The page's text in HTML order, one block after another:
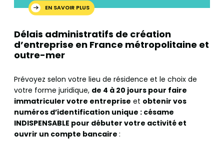
EN SAVOIR PLUS
Délais administratifs de création
d’entreprise en France métropolitaine et
outre-mer
Prévoyez selon votre lieu de résidence et le choix de
votre forme juridique, de 4 à 20 jours pour faire
immatriculer votre entreprise et obtenir vos
numéros d’identification unique : césame
INDISPENSABLE pour débuter votre activité et
ouvrir un compte bancaire :